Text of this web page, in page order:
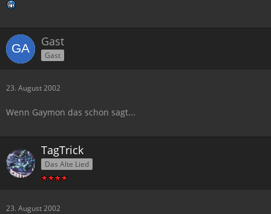
Gast
Gast
23. August 2002
Wenn Gaymon das schon sagt...
TagTrick
Das Alte Lied
23. August 2002